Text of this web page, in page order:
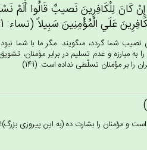
كَان‌َ لِلْكَافِرِين‌َ نَصيب‌ٌ قَالُوا أَلَم‌ْ
عَلَي‌ الْمُؤْمِنِين‌َ سَبِيلاً (نساء: 141)
شما گردد، مى‏گويند: مگر ما با شما
به مبارزه و عدم تسليم در برابر مؤمنان،
بر مؤمنان تسلّطى نداده است. (141)
مؤمنان را بشارت ده (به اين پيروزى بزرگ)!